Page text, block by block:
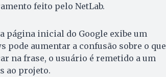
feito pelo NetLab.
página inicial do Google exibe um
pode aumentar a confusão sobre o que
na frase, o usuário é remetido a um
ao projeto.